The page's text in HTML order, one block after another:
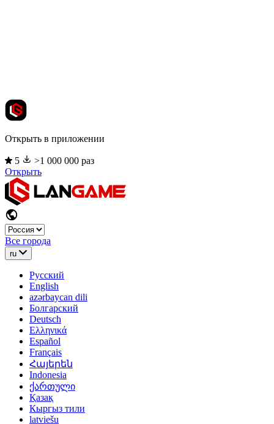
Открыть в приложении
5
>1 000 000 раз
Открыть
Все города
ru
Русский
English
azərbaycan dili
Болгарский
Deutsch
Ελληνικά
Español
Français
Հայերեն
Indonesia
ქართული
Қазақ
Кыргыз тили
latviešu